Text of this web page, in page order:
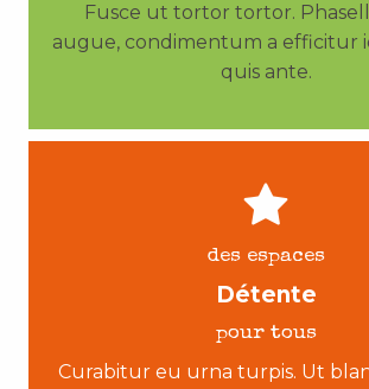
Fusce ut tortor tortor.
augue, condimentum a efficitur
quis ante.
des espaces
Détente
pour tous
Curabitur eu urna turpis. Ut